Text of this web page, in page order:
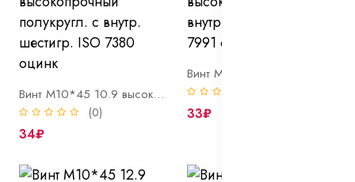
Винт М10*45 10.9 высокопрочный полукругл. с внутр. шестигр. ISO 7380 оцинк
(0)
34₽
33₽